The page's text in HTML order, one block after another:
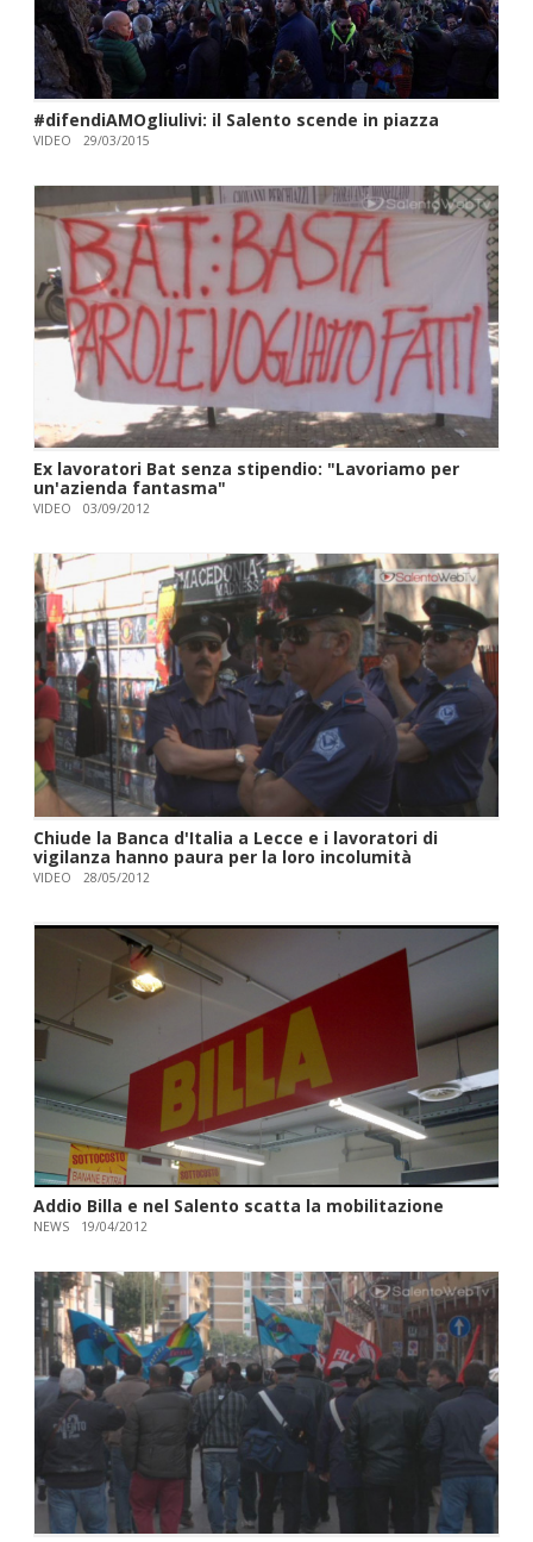
#difendiAMOgliulivi: il Salento scende in piazza
VIDEO 29/03/2015
Ex lavoratori Bat senza stipendio: "Lavoriamo per
un'azienda fantasma"
VIDEO 03/09/2012
Chiude la Banca d'Italia a Lecce e i lavoratori di
vigilanza hanno paura per la loro incolumità
VIDEO 28/05/2012
Addio Billa e nel Salento scatta la mobilitazione
NEWS 19/04/2012